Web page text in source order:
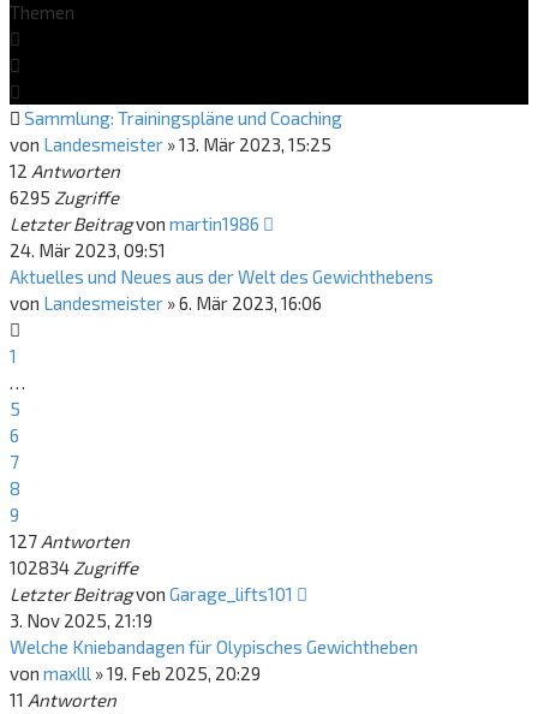
Themen
Sammlung: Trainingspläne und Coaching
von Landesmeister »13. Mär 2023, 15:25
12 Antworten
6295 Zugriffe
Letzter Beitragvon martin1986
24. Mär 2023, 09:51
Aktuelles und Neues aus der Welt des Gewichthebens
von Landesmeister »6. Mär 2023, 16:06
1
…
5
6
7
8
9
127 Antworten
102834 Zugriffe
Letzter Beitragvon Garage_lifts101
3. Nov 2025, 21:19
Welche Kniebandagen für Olypisches Gewichtheben
von maxlll »19. Feb 2025, 20:29
11 Antworten